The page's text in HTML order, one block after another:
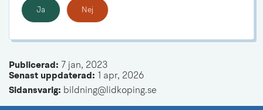
Ja Nej
Publicerad: 7 jan, 2023
Senast uppdaterad: 1 apr, 2026
Sidansvarig: bildning@lidkoping.se